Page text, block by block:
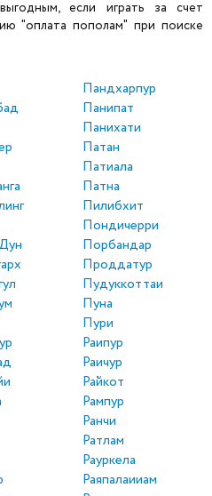
если играть за счет
"оплата пополам" при поиске
Пандхарпур
Панипат
Панихати
Патан
Патиала
Патна
Пилибхит
Пондичерри
Порбандар
Проддатур
Пудуккоттаи
Пуна
Пури
Раипур
Раичур
Райкот
Рампур
Ранчи
Ратлам
Рауркела
Раяпалаииам